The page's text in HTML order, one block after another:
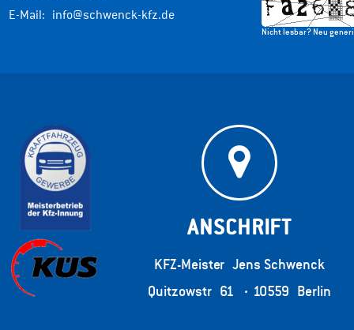
E-Mail: info@schwenck-kfz.de
Nicht lesbar? Neu
ANSCHRIFT
KFZ-Meister Jens Schwenck
Quitzowstr 61
· 10559 Berlin